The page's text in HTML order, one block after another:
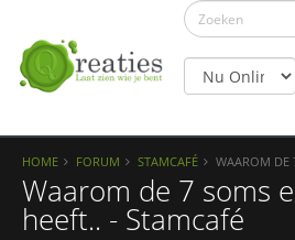
HOME FORUM STAMCAFÉ WAAROM DE
Waarom de 7 soms
heeft.. - Stamcafé